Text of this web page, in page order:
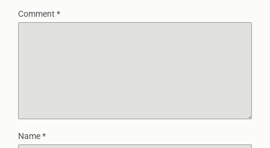
Comment *
Name*